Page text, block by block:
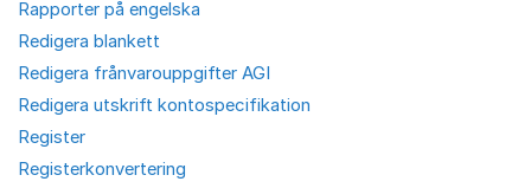
Rapporter på engelska
Redigera blankett
Redigera frånvarouppgifter AGI
Redigera utskrift kontospecifikation
Register
Registerkonvertering